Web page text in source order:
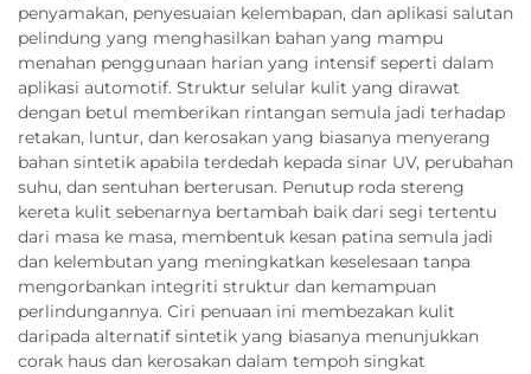
penyamakan, penyesuaian kelembapan, dan aplikasi salutan
pelindung yang menghasilkan bahan yang mampu
menahan penggunaan harian yang intensif seperti dalam
aplikasi automotif. Struktur selular kulit yang dirawat
dengan betul memberikan rintangan semula jadi terhadap
retakan, luntur, dan kerosakan yang biasanya menyerang
bahan sintetik apabila terdedah kepada sinar UV, perubahan
suhu, dan sentuhan berterusan. Penutup roda stereng
kereta kulit sebenarnya bertambah baik dari segi tertentu
dari masa ke masa, membentuk kesan patina semula jadi
dan kelembutan yang meningkatkan keselesaan tanpa
mengorbankan integriti struktur dan kemampuan
perlindungannya. Ciri penuaan ini membezakan kulit
daripada alternatif sintetik yang biasanya menunjukkan
corak haus dan kerosakan dalam tempoh singkat